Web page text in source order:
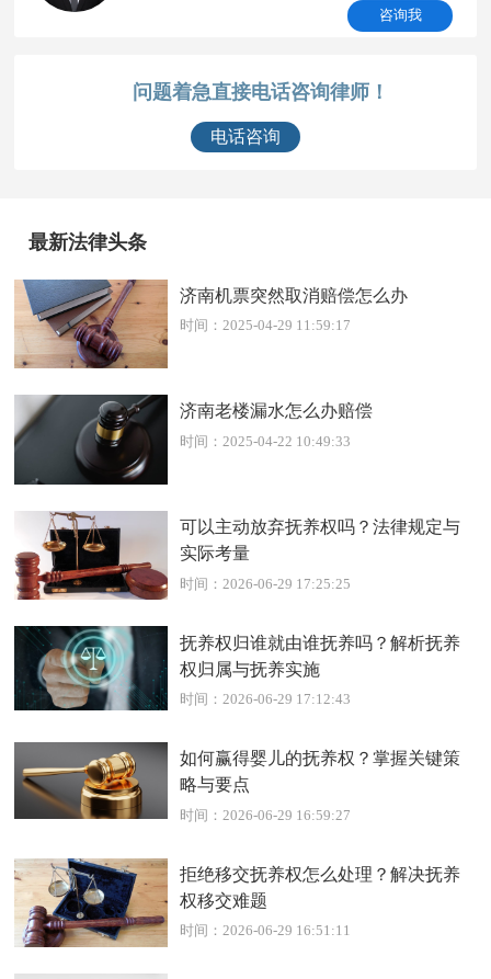
咨询我
问题着急直接电话咨询律师！
电话咨询
最新法律头条
济南机票突然取消赔偿怎么办
时间：2025-04-29 11:59:17
济南老楼漏水怎么办赔偿
时间：2025-04-22 10:49:33
可以主动放弃抚养权吗？法律规定与
实际考量
时间：2026-06-29 17:25:25
抚养权归谁就由谁抚养吗？解析抚养
权归属与抚养实施
时间：2026-06-29 17:12:43
如何赢得婴儿的抚养权？掌握关键策
略与要点
时间：2026-06-29 16:59:27
拒绝移交抚养权怎么处理？解决抚养
权移交难题
时间：2026-06-29 16:51:11